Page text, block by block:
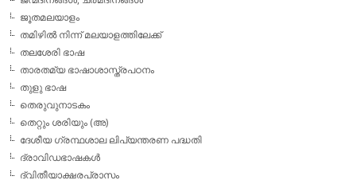
ജൂതമലയാളം
തമിഴില്‍ നിന്ന് മലയാളത്തിലേക്ക്
തലശേരി ഭാഷ
താരതമ്യ ഭാഷാശാസ്ത്രപഠനം
തുളു ഭാഷ
തെരുവുനാടകം
തെറ്റും ശരിയും (അ)
ദേശീയ ഗ്രന്ഥശാല ലിപ്യന്തരണ പദ്ധതി
ദ്രാവിഡഭാഷകള്‍
ദ്വിതീയാക്ഷരപ്രാസം